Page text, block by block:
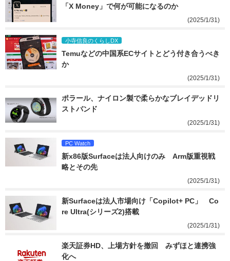
「X Money」で何が可能になるのか
(2025/1/31)
小寺信良のくらしDX
Temuなどの中国系ECサイトとどう付き合うべき
か
(2025/1/31)
ポラール、ナイロン製で柔らかなブレイデッドリ
ストバンド
(2025/1/31)
PC Watch
新x86版Surfaceは法人向けのみ　Arm版重視戦
略とその先
(2025/1/31)
新Surfaceは法人市場向け「Copilot+ PC」　Co
re Ultra(シリーズ2)搭載
(2025/1/31)
楽天証券HD、上場方針を撤回　みずほと連携強
化へ